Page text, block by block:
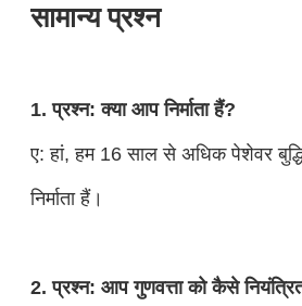
सामान्य प्रश्न
1. प्रश्न: क्या आप निर्माता हैं?
ए: हां, हम 16 साल से अधिक पेशेवर
निर्माता हैं।
2. प्रश्न: आप गुणवत्ता को कैसे